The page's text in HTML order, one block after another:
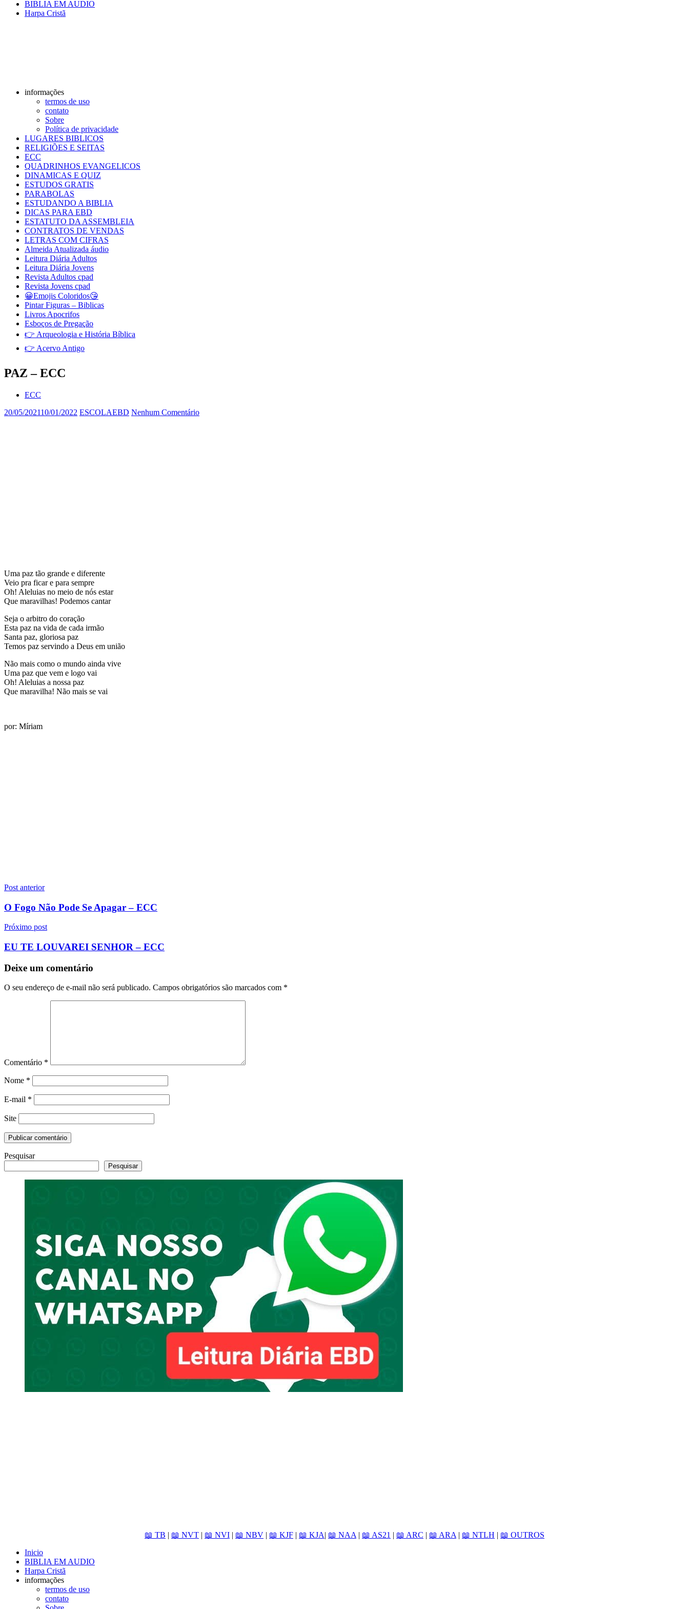
BIBLIA EM AUDIO
Harpa Cristã
informações
termos de uso
contato
Sobre
Política de privacidade
LUGARES BIBLICOS
RELIGIÕES E SEITAS
ECC
QUADRINHOS EVANGELICOS
DINAMICAS E QUIZ
ESTUDOS GRATIS
PARABOLAS
ESTUDANDO A BIBLIA
DICAS PARA EBD
ESTATUTO DA ASSEMBLEIA
CONTRATOS DE VENDAS
LETRAS COM CIFRAS
Almeida Atualizada áudio
Leitura Diária Adultos
Leitura Diária Jovens
Revista Adultos cpad
Revista Jovens cpad
😀Emojis Coloridos😘
Pintar Figuras – Biblicas
Livros Apocrifos
Esboços de Pregação
👉 Arqueologia e História Bíblica
👉 Acervo Antigo
PAZ – ECC
ECC
20/05/202110/01/2022 ESCOLAEBD Nenhum Comentário
Uma paz tão grande e diferente
Veio pra ficar e para sempre
Oh! Aleluias no meio de nós estar
Que maravilhas! Podemos cantar
Seja o arbitro do coração
Esta paz na vida de cada irmão
Santa paz, gloriosa paz
Temos paz servindo a Deus em união
Não mais como o mundo ainda vive
Uma paz que vem e logo vai
Oh! Aleluias a nossa paz
Que maravilha! Não mais se vai
por: Míriam
Navegação
de
Post
Post anterior
O Fogo Não Pode Se Apagar – ECC
Próximo post
EU TE LOUVAREI SENHOR – ECC
Deixe um comentário
O seu endereço de e-mail não será publicado. Campos obrigatórios são marcados com *
Comentário *
Nome *
E-mail *
Site
Pesquisar
Pesquisar
📖 TB | 📖 NVT | 📖 NVI | 📖 NBV | 📖 KJF | 📖 KJA| 📖 NAA| 📖 AS21 | 📖 ARC | 📖 ARA| 📖 NTLH | 📖 OUTROS
Inicio
BIBLIA EM AUDIO
Harpa Cristã
informações
termos de uso
contato